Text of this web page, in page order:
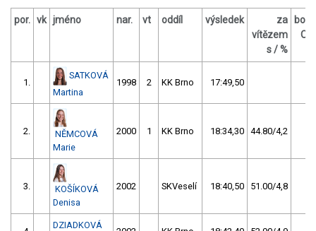
por. vk jméno nar. vt oddíl výsledek
za
vítězem
s / %
body
OM
1.
SATKOVÁ
Martina
1998 2 KK Brno 17:49,50
2.
NĚMCOVÁ
Marie
2000 1 KK Brno 18:34,30 44.80/4,2
3.
KOŠÍKOVÁ
Denisa
2002 SKVeselí 18:40,50 51.00/4,8
DZIADKOVÁ